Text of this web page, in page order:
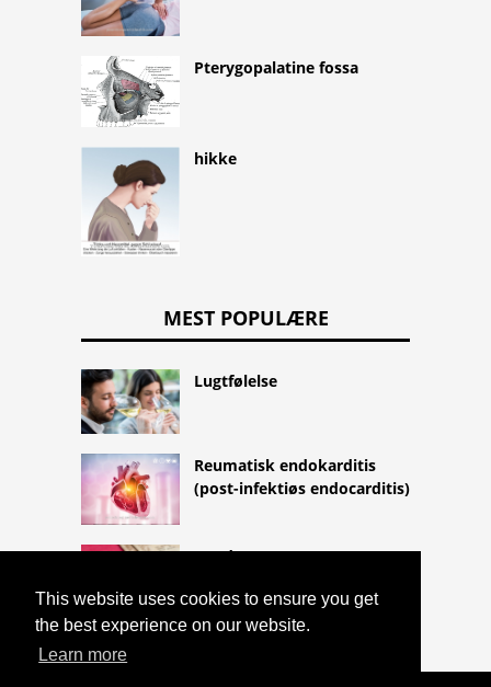
This website uses cookies to ensure you get
the best experience on our website.
Learn more
Pterygopalatine fossa
hikke
MEST POPULÆRE
Lugtfølelse
Reumatisk endokarditis
(post-infektiøs endocarditis)
Kondomer